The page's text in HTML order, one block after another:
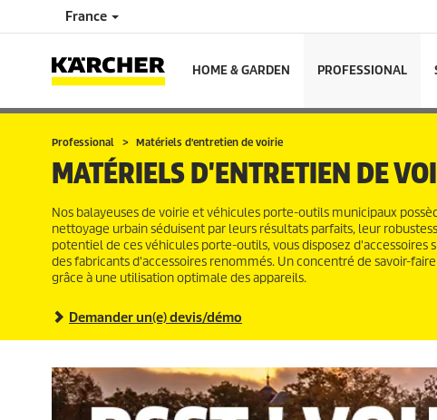
France
HOME & GARDEN PROFESSIONAL
Professional Matériels d'entretien de voirie
MATÉRIELS D'ENTRETIEN DE
Nos balayeuses de voirie et véhicules porte-outils municipaux
nettoyage urbain séduisent par leurs résultats parfaits, leur
potentiel de ces véhicules porte-outils, vous disposez
des fabricants d'accessoires renommés. Un concentré de savoir-
grâce à une utilisation optimale des appareils.
Demander un(e) devis/démo